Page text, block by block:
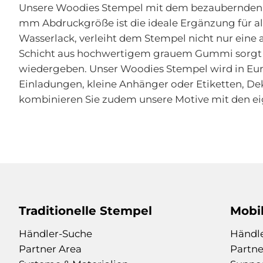
Bildgalerie
springen
Unsere Woodies Stempel mit dem
mm Abdruckgröße ist die ideale Ergänzung für
Wasserlack, verleiht dem Stempel nicht nur
Schicht aus hochwertigem grauem Gummi
wiedergeben. Unser Woodies Stempel wird in
Einladungen, kleine Anhänger oder Etiketten,
kombinieren Sie zudem unsere Motive mit den
Traditionelle Stempel
Händler-Suche
Partner Area